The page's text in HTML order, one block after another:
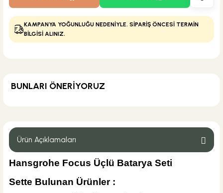
KAMPANYA YOĞUNLUĞU NEDENİYLE. SİPARİŞ ÖNCESİ TERMİN
BİLGİSİ ALINIZ.
BUNLARI ÖNERİYORUZ
6.550,00 TL %35
Ürün Açıklamaları
Hansgrohe Focus Üçlü Batarya Seti
Sette Bulunan Ürünler :